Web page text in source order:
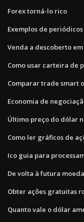
Forex torná-lo rico
Exemplos de
Venda a descoberto
Como usar carteira de
Comparar trade smart
Economia de
Último preço do dólar
Como ler gráficos de
Ico guia para
De volta à futura
Obter ações gratuitas
Quanto vale o dólar